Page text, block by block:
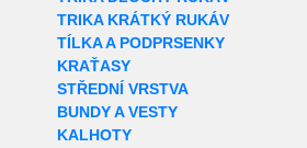
TRIKA KRÁTKÝ RUKÁV
TÍLKA A PODPRSENKY
KRAŤASY
STŘEDNÍ VRSTVA
BUNDY A VESTY
KALHOTY